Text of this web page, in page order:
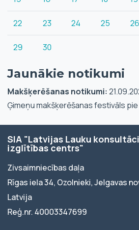
22 23 24 25 26
29 30
Jaunākie notikumi
Makšķerēšanas notikumi:
Ģimeņu makšķerēšanas festivāls
SIA "Latvijas Lauku
izglītības centrs"
Zivsaimniecības daļa
Rīgas iela 34, Ozolnieki, Jelgavas
Latvija
Reģ.nr. 40003347699